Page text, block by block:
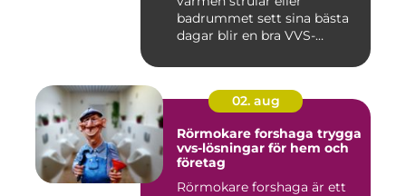
badrummet sett sina bästa
dagar blir en bra VVS-
02. aug
Rörmokare forshaga trygga
vvs-lösningar för hem och
företag
Rörmokare forshaga är ett